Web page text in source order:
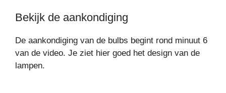
Bekijk de aankondiging
De aankondiging van de bulbs begint rond minuut 6
van de video. Je ziet hier goed het design van de
lampen.